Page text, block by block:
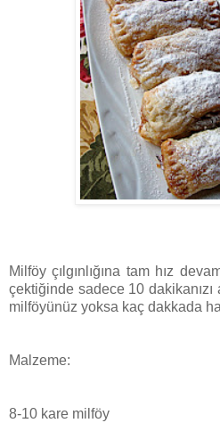
Milföy çılgınlığına tam hız
çektiğinde sadece 10
milföyünüz yoksa kaç dakkada
Malzeme:
8-10 kare milföy